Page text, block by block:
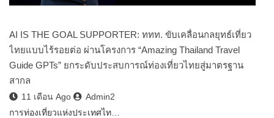
AI IS THE GOAL SUPPORTER: ททท. ขับเคลื่อนกลยุทธ์เที่ยว
ไทยแบบไร้รอยต่อ ผ่านโครงการ “Amazing Thailand Travel
Guide GPTs” ยกระดับประสบการณ์ท่องเที่ยวไทยสู่มาตรฐาน
สากล
11 เดือน Ago
Admin2
การท่องเที่ยวแห่งประเทศไท…